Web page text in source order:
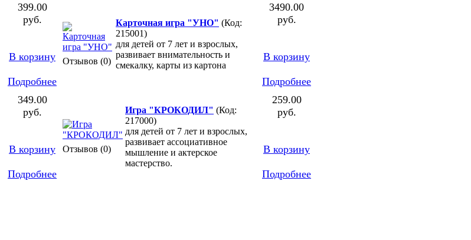
399.00
руб.
В корзину
Подробнее
Отзывов (0)
Карточная игра "УНО" (Код:
215001)
для детей от 7 лет и взрослых,
развивает внимательность и
смекалку, карты из картона
3490.00
руб.
В корзину
Подробнее
349.00
руб.
В корзину
Подробнее
Отзывов (0)
Игра "КРОКОДИЛ" (Код:
217000)
для детей от 7 лет и взрослых,
развивает ассоциативное
мышление и актерское
мастерство.
259.00
руб.
В корзину
Подробнее